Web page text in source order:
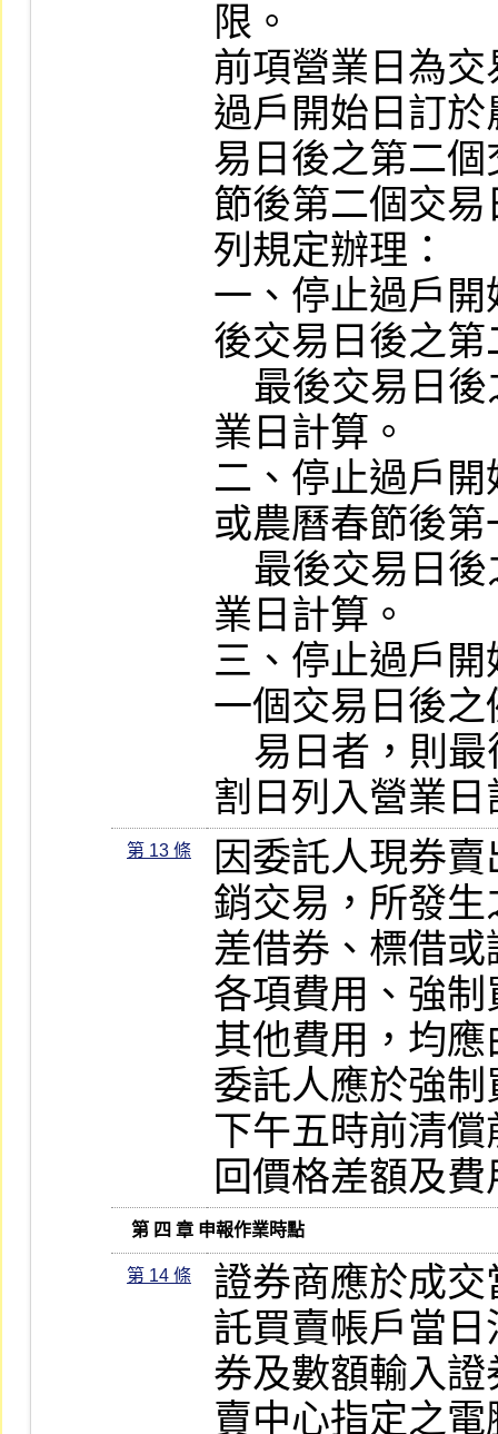
限。
前項營業日為
過戶開始日訂
易日後之第二
節後第二個交
列規定辦理：
一、停止過戶
後交易日後之
業日計算。
二、停止過戶
或農曆春節後
業日計算。
三、停止過戶
一個交易日後
割日列入營業日
第 13 條
因委託人現券
銷交易，所發
差借券、標借
各項費用、強
其他費用，均
委託人應於強
下午五時前清
回價格差額及
   第 四 章 申報作業時點
第 14 條
證券商應於成
託買賣帳戶當
券及數額輸入
賣中心指定之